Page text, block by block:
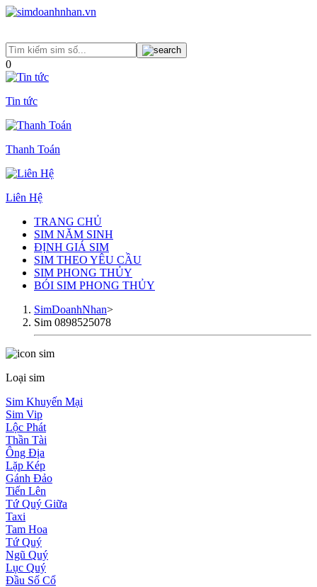
0
Tin tức
Thanh Toán
Liên Hệ
TRANG CHỦ
SIM NĂM SINH
ĐỊNH GIÁ SIM
SIM THEO YÊU CẦU
SIM PHONG THỦY
BÓI SIM PHONG THỦY
SimDoanhNhan>
Sim 0898525078
Loại sim
Sim Khuyến Mại
Sim Vip
Lộc Phát
Thần Tài
Ông Địa
Lặp Kép
Gánh Đảo
Tiến Lên
Tứ Quý Giữa
Taxi
Tam Hoa
Tứ Quý
Ngũ Quý
Lục Quý
Đầu Số Cổ